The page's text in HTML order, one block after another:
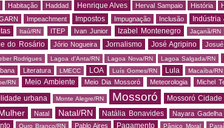
Habitação Haddad Henrique Alves Herval Sampaio História
Impeachment Impostos Impugnação Inclusão Indústria
Itaú/RN ITEP Ivan Junior Izabel Montenegro Jaçanã/RN
do Rosário Jório Nogueira Jornalismo José Agripino
Rodrigues Lagoa d'Anta/RN Lagoa Nova/RN Lagoa Salgada/RN
Literatura LMECC LOA Luís Gomes/RN Lula Macaíba/RN
RN Meio Ambiente Meio Dia Mossoró Meteorologia Michel
urbana Monte Alegre/RN Mossoró Mossoró Cidade
Natal Natal/RN Natália Bonavides Nayara Gadelha
Ouro Branco/RN Pablo Aires Pagamento Pânico Moral